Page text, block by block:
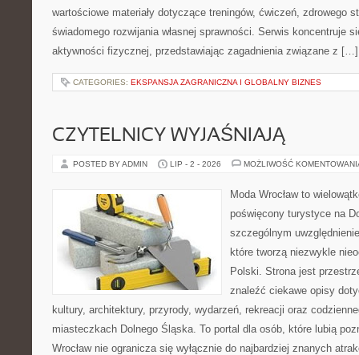
wartościowe materiały dotyczące treningów, ćwiczeń, zdrowego
świadomego rozwijania własnej sprawności. Serwis koncentruje
aktywności fizycznej, przedstawiając zagadnienia związane z […]
CATEGORIES: EKSPANSJA ZAGRANICZNA I GLOBALNY BIZNES
CZYTELNICY WYJAŚNIAJĄ
POSTED BY ADMIN LIP - 2 - 2026 MOŻLIWOŚĆ
Moda Wrocław to
poświęcony turystyce na
szczególnym
które tworzą niezwykle
Polski. Strona jest
znaleźć ciekawe opisy
kultury, architektury, przyrody, wydarzeń, rekreacji oraz
miasteczkach Dolnego Śląska. To portal dla osób, które lubią
Wrocław nie ogranicza się wyłącznie do najbardziej znanych